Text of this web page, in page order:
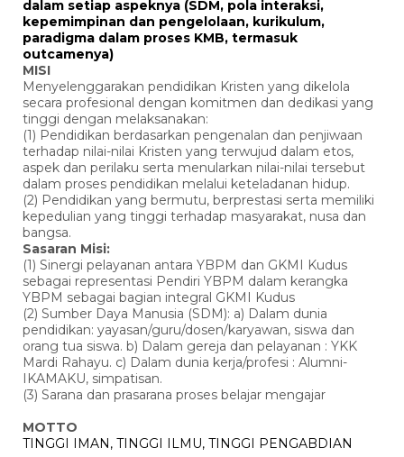
dalam setiap aspeknya (SDM, pola interaksi,
kepemimpinan dan pengelolaan, kurikulum,
paradigma dalam proses KMB, termasuk
outcamenya)
MISI
Menyelenggarakan pendidikan Kristen yang dikelola
secara profesional dengan komitmen dan dedikasi yang
tinggi dengan melaksanakan:
(1) Pendidikan berdasarkan pengenalan dan penjiwaan
terhadap nilai-nilai Kristen yang terwujud dalam etos,
aspek dan perilaku serta menularkan nilai-nilai tersebut
dalam proses pendidikan melalui keteladanan hidup.
(2) Pendidikan yang bermutu, berprestasi serta memiliki
kepedulian yang tinggi terhadap masyarakat, nusa dan
bangsa.
Sasaran Misi:
(1) Sinergi pelayanan antara YBPM dan GKMI Kudus
sebagai representasi Pendiri YBPM dalam kerangka
YBPM sebagai bagian integral GKMI Kudus
(2) Sumber Daya Manusia (SDM): a) Dalam dunia
pendidikan: yayasan/guru/dosen/karyawan, siswa dan
orang tua siswa. b) Dalam gereja dan pelayanan : YKK
Mardi Rahayu. c) Dalam dunia kerja/profesi : Alumni-
IKAMAKU, simpatisan.
(3) Sarana dan prasarana proses belajar mengajar
MOTTO
TINGGI IMAN, TINGGI ILMU, TINGGI PENGABDIAN